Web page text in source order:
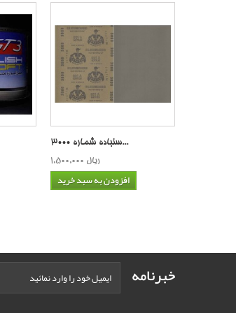
سنباده شماره 3000...
1,500,000 ریال
افزودن به سبد خرید
خبرنامه